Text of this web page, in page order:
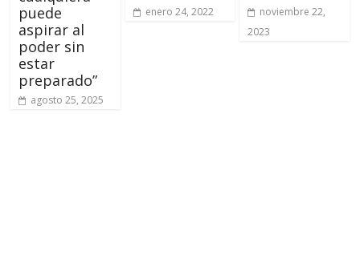
puede
aspirar al
poder sin
estar
preparado”
agosto 25, 2025
enero 24, 2022
noviembre 22,
2023